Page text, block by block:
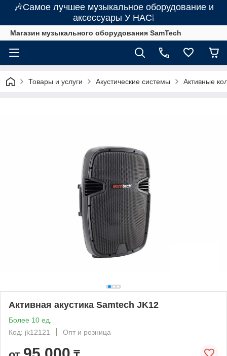
🎶Самое лучшее музыкальное оборудование и
аксессуары У НАС❕
Магазин музыкального оборудования SamTech
Товары и услуги Акустические системы Активные
Активная акустика Samtech JK12
Более 10 ед.
Код: jk12121
Опт и розница